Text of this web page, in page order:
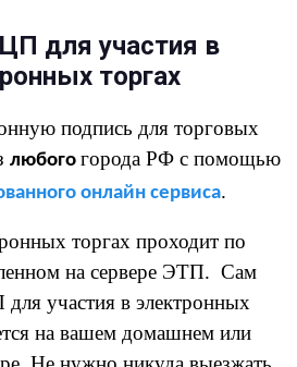
для участия в
торгах
подпись для торговых
любого города РФ с помощью
онлайн сервиса.
торгах проходит по
на сервере ЭТП. Сам
участия в электронных
на вашем домашнем или